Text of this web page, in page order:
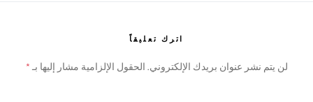
اترك تعليقاً
لن يتم نشر عنوان بريدك الإلكتروني. الحقول الإلزامية مشار إليها بـ *